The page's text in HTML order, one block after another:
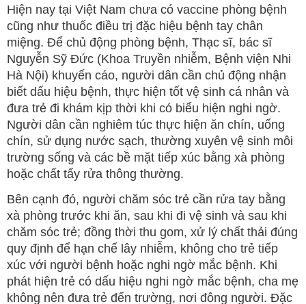
Hiện nay tại Việt Nam chưa có vaccine phòng bệnh
cũng như thuốc điều trị đặc hiệu bệnh tay chân
miệng. Để chủ động phòng bệnh, Thạc sĩ, bác sĩ
Nguyễn Sỹ Đức (Khoa Truyền nhiễm, Bệnh viện Nhi
Hà Nội) khuyến cáo, người dân cần chủ động nhận
biết dấu hiệu bệnh, thực hiện tốt vệ sinh cá nhân và
đưa trẻ đi khám kịp thời khi có biểu hiện nghi ngờ.
Người dân cần nghiêm túc thực hiện ăn chín, uống
chín, sử dụng nước sạch, thường xuyên vệ sinh môi
trường sống và các bề mặt tiếp xúc bằng xà phòng
hoặc chất tẩy rửa thông thường.
Bên cạnh đó, người chăm sóc trẻ cần rửa tay bằng
xà phòng trước khi ăn, sau khi đi vệ sinh và sau khi
chăm sóc trẻ; đồng thời thu gom, xử lý chất thải đúng
quy định để hạn chế lây nhiễm, không cho trẻ tiếp
xúc với người bệnh hoặc nghi ngờ mắc bệnh. Khi
phát hiện trẻ có dấu hiệu nghi ngờ mắc bệnh, cha mẹ
không nên đưa trẻ đến trường, nơi đông người. Đặc